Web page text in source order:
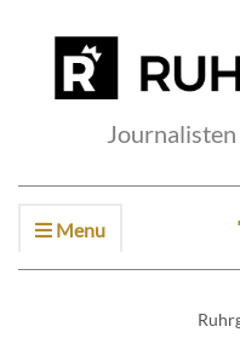
Journalisten
Menu